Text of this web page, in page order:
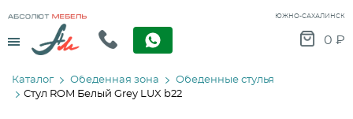
Menu
ЮЖНО-САХАЛИНСК
0 ₽
Каталог Обеденная зона
Обеденные стулья
Стул ROM Белый Grey LUX b22